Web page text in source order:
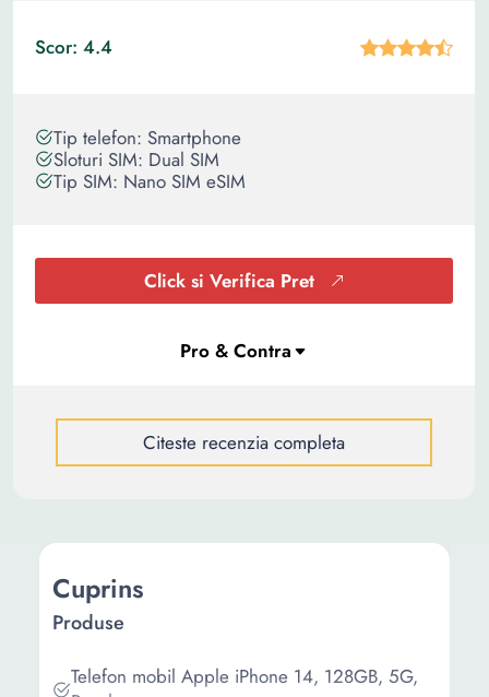
Scor: 4.4
Tip telefon: Smartphone
Sloturi SIM: Dual SIM
Tip SIM: Nano SIM eSIM
Click si Verifica Pret
Citeste recenzia completa
Cuprins
Produse
Telefon mobil Apple iPhone 14, 128GB, 5G,